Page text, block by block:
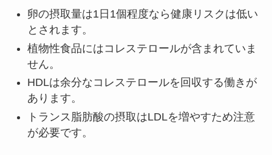
卵の摂取量は1日1個程度なら健康リスクは低い
とされます。
植物性食品にはコレステロールが含まれていま
せん。
HDLは余分なコレステロールを回収する働きが
あります。
トランス脂肪酸の摂取はLDLを増やすため注意
が必要です。